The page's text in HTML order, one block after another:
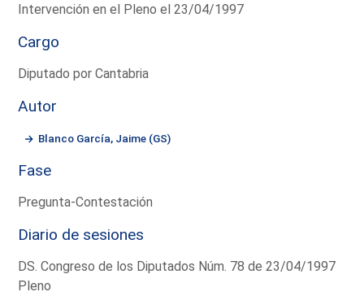
Intervención en el Pleno el 23/04/1997
Cargo
Diputado por Cantabria
Autor
Blanco García, Jaime (GS)
Fase
Pregunta-Contestación
Diario de sesiones
DS. Congreso de los Diputados Núm. 78 de 23/04/1997
Pleno